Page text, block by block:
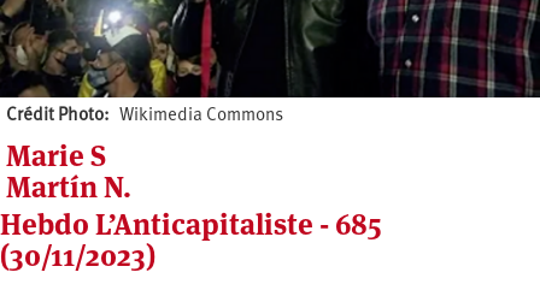
Crédit Photo Wikimedia Commons
Marie S
Martín N.
Hebdo L’Anticapitaliste - 685
(30/11/2023)